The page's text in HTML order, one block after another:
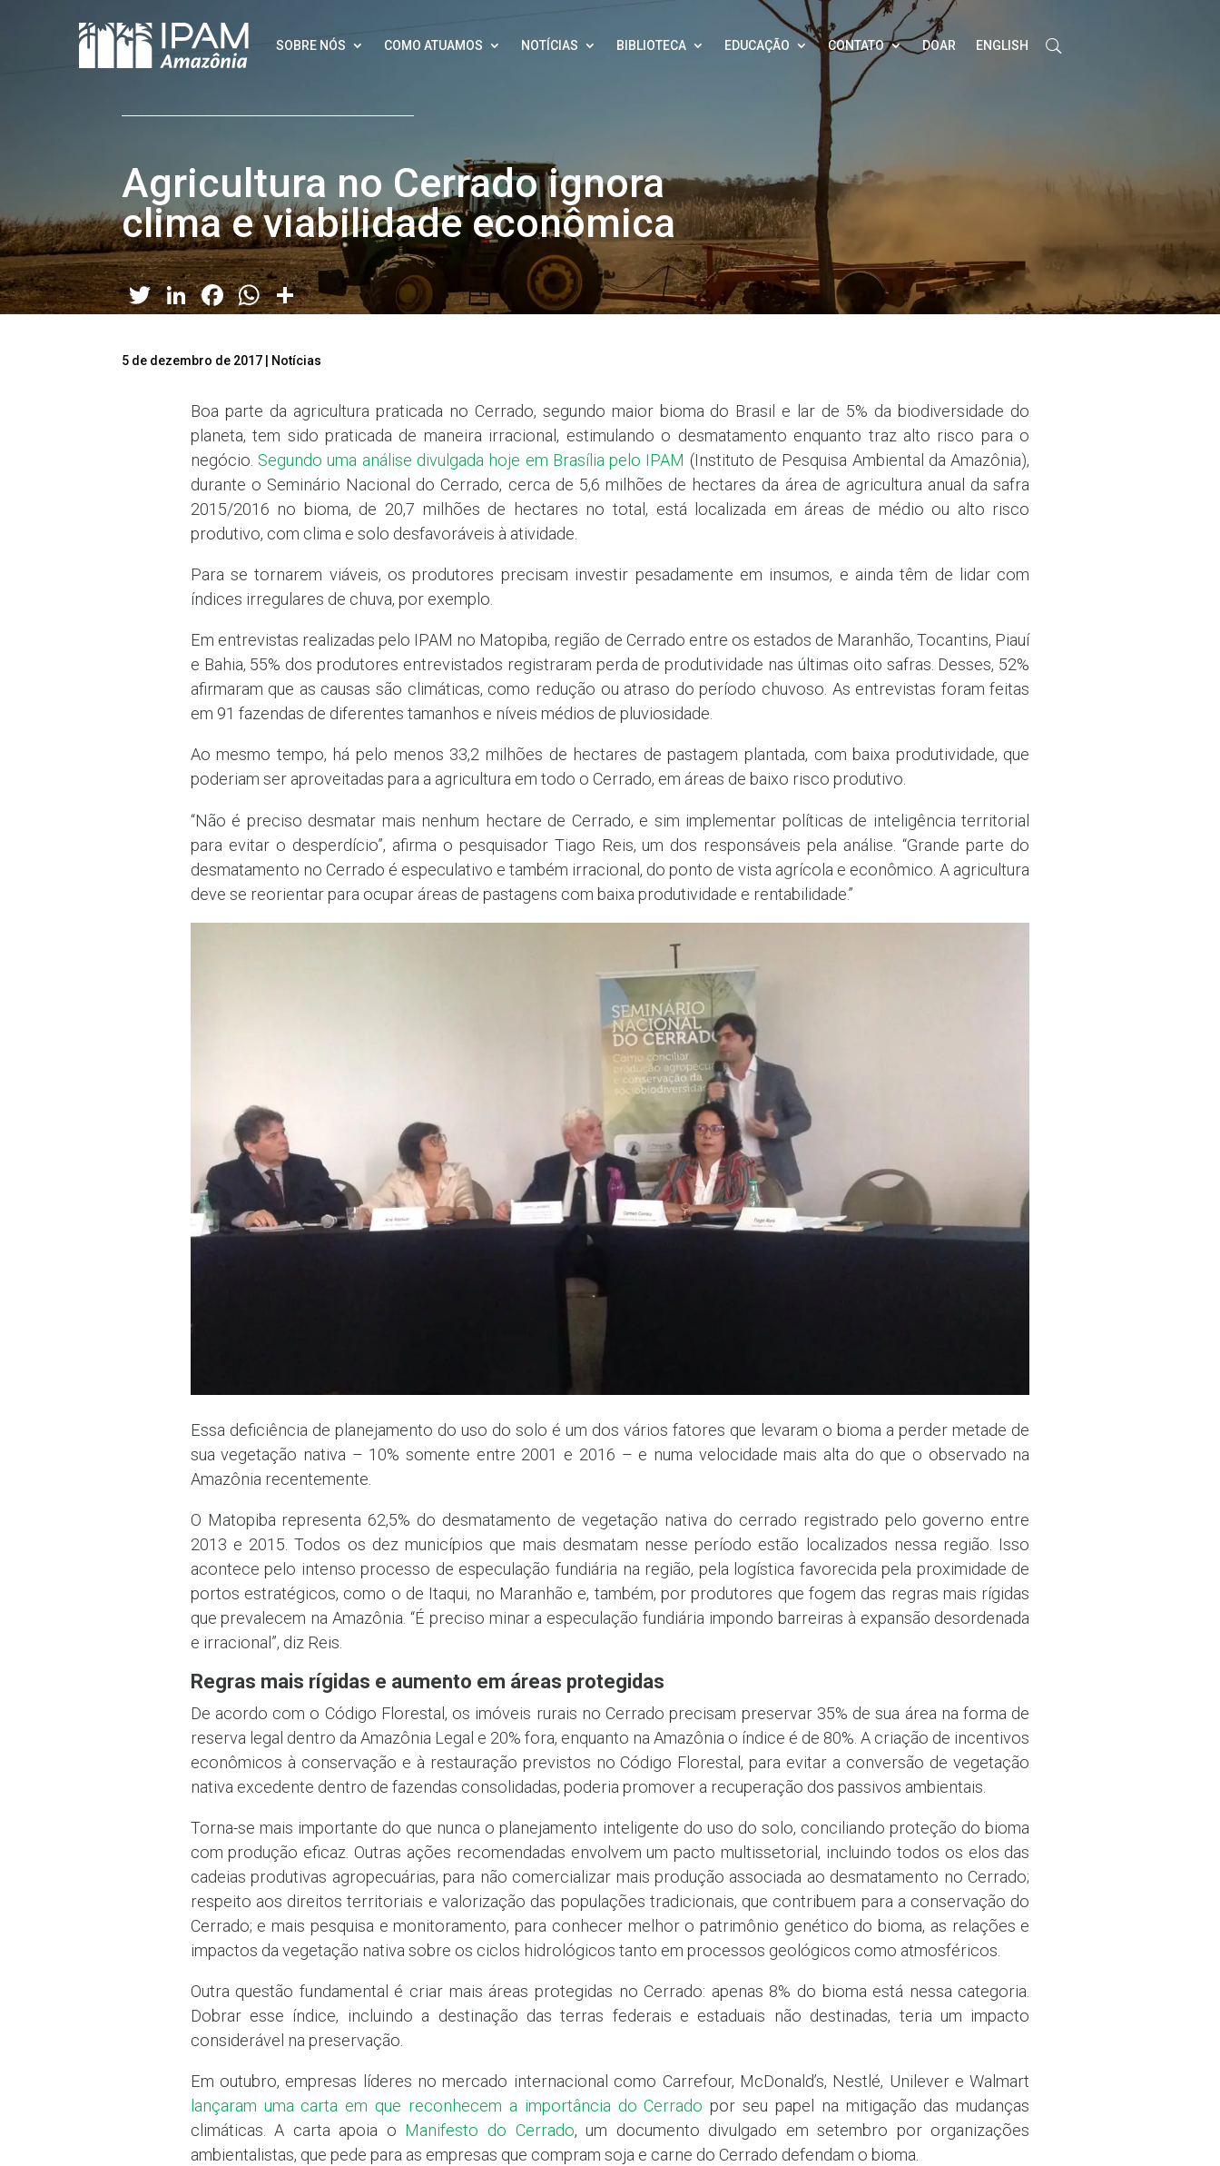
SOBRE NÓS COMO ATUAMOS NOTÍCIAS BIBLIOTECA EDUCAÇÃO CONTATO DOAR ENGLISH
Agricultura no Cerrado ignora
clima e viabilidade econômica
Twitter
LinkedIn
Facebook
WhatsApp
Share
5 de dezembro de 2017 Notícias
Boa parte da agricultura praticada no Cerrado, segundo maior bioma do Brasil e lar de 5% da biodiversidade do
planeta, tem sido praticada de maneira irracional, estimulando o desmatamento enquanto traz alto risco para o
negócio. Segundo uma análise divulgada hoje em Brasília pelo IPAM (Instituto de Pesquisa Ambiental da Amazônia),
durante o Seminário Nacional do Cerrado, cerca de 5,6 milhões de hectares da área de agricultura anual da safra
2015/2016 no bioma, de 20,7 milhões de hectares no total, está localizada em áreas de médio ou alto risco
produtivo, com clima e solo desfavoráveis à atividade.
Para se tornarem viáveis, os produtores precisam investir pesadamente em insumos, e ainda têm de lidar com
índices irregulares de chuva, por exemplo.
Em entrevistas realizadas pelo IPAM no Matopiba, região de Cerrado entre os estados de Maranhão, Tocantins, Piauí
e Bahia, 55% dos produtores entrevistados registraram perda de produtividade nas últimas oito safras. Desses, 52%
afirmaram que as causas são climáticas, como redução ou atraso do período chuvoso. As entrevistas foram feitas
em 91 fazendas de diferentes tamanhos e níveis médios de pluviosidade.
Ao mesmo tempo, há pelo menos 33,2 milhões de hectares de pastagem plantada, com baixa produtividade, que
poderiam ser aproveitadas para a agricultura em todo o Cerrado, em áreas de baixo risco produtivo.
“Não é preciso desmatar mais nenhum hectare de Cerrado, e sim implementar políticas de inteligência territorial
para evitar o desperdício”, afirma o pesquisador Tiago Reis, um dos responsáveis pela análise. “Grande parte do
desmatamento no Cerrado é especulativo e também irracional, do ponto de vista agrícola e econômico. A agricultura
deve se reorientar para ocupar áreas de pastagens com baixa produtividade e rentabilidade.”
Essa deficiência de planejamento do uso do solo é um dos vários fatores que levaram o bioma a perder metade de
sua vegetação nativa – 10% somente entre 2001 e 2016 – e numa velocidade mais alta do que o observado na
Amazônia recentemente.
O Matopiba representa 62,5% do desmatamento de vegetação nativa do cerrado registrado pelo governo entre
2013 e 2015. Todos os dez municípios que mais desmatam nesse período estão localizados nessa região. Isso
acontece pelo intenso processo de especulação fundiária na região, pela logística favorecida pela proximidade de
portos estratégicos, como o de Itaqui, no Maranhão e, também, por produtores que fogem das regras mais rígidas
que prevalecem na Amazônia. “É preciso minar a especulação fundiária impondo barreiras à expansão desordenada
e irracional”, diz Reis.
Regras mais rígidas e aumento em áreas protegidas
De acordo com o Código Florestal, os imóveis rurais no Cerrado precisam preservar 35% de sua área na forma de
reserva legal dentro da Amazônia Legal e 20% fora, enquanto na Amazônia o índice é de 80%. A criação de incentivos
econômicos à conservação e à restauração previstos no Código Florestal, para evitar a conversão de vegetação
nativa excedente dentro de fazendas consolidadas, poderia promover a recuperação dos passivos ambientais.
Torna-se mais importante do que nunca o planejamento inteligente do uso do solo, conciliando proteção do bioma
com produção eficaz. Outras ações recomendadas envolvem um pacto multissetorial, incluindo todos os elos das
cadeias produtivas agropecuárias, para não comercializar mais produção associada ao desmatamento no Cerrado;
respeito aos direitos territoriais e valorização das populações tradicionais, que contribuem para a conservação do
Cerrado; e mais pesquisa e monitoramento, para conhecer melhor o patrimônio genético do bioma, as relações e
impactos da vegetação nativa sobre os ciclos hidrológicos tanto em processos geológicos como atmosféricos.
Outra questão fundamental é criar mais áreas protegidas no Cerrado: apenas 8% do bioma está nessa categoria.
Dobrar esse índice, incluindo a destinação das terras federais e estaduais não destinadas, teria um impacto
considerável na preservação.
Em outubro, empresas líderes no mercado internacional como Carrefour, McDonald’s, Nestlé, Unilever e Walmart
lançaram uma carta em que reconhecem a importância do Cerrado por seu papel na mitigação das mudanças
climáticas. A carta apoia o Manifesto do Cerrado, um documento divulgado em setembro por organizações
ambientalistas, que pede para as empresas que compram soja e carne do Cerrado defendam o bioma.